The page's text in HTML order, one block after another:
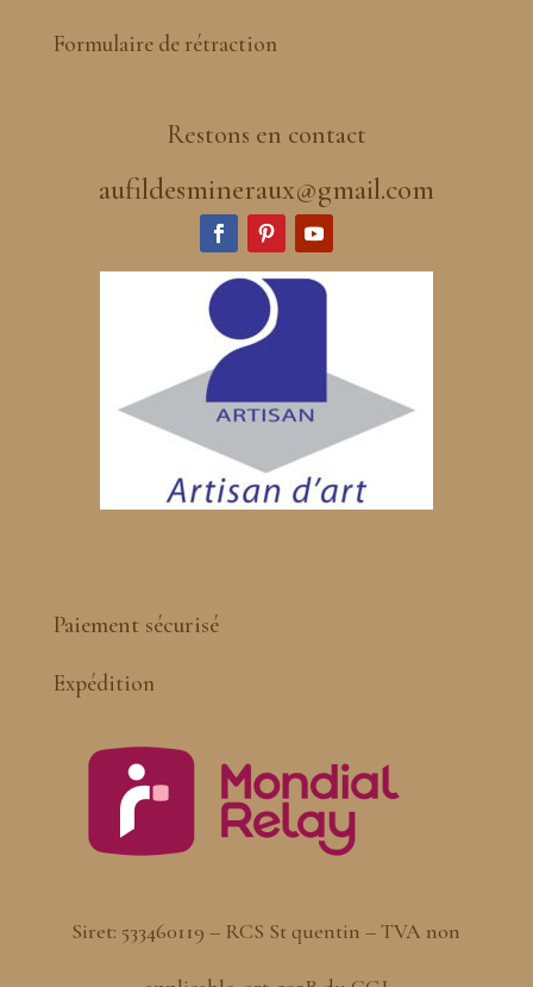
Formulaire de rétraction
Restons en contact
aufildesmineraux@gmail.com
Paiement sécurisé
Expédition
Siret: 533460119 – RCS St quentin – TVA non